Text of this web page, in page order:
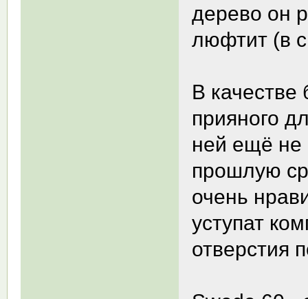
дерево он
люфтит (в
В качестве
прияного
ней ещё не
прошлую
очень
уступат
отверстия